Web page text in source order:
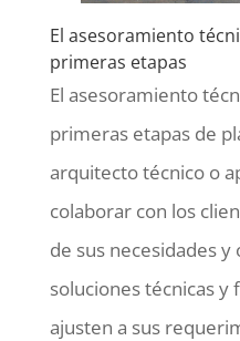
El asesoramiento
primeras etapas
El asesoramiento
primeras etapas de
arquitecto técnico o
colaborar con los
de sus necesidades
soluciones técnicas y
ajusten a sus